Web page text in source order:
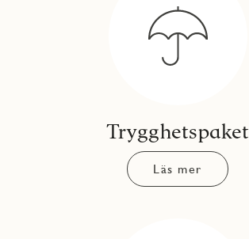
Trygghetspaket
Läs mer